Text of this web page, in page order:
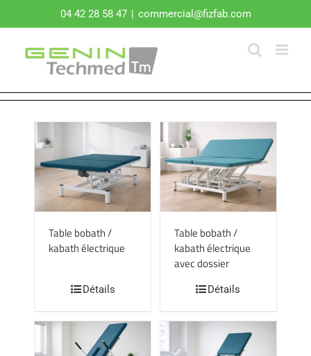
04 42 28 58 47 | commercial@fizfab.com
Table bobath /
kabath électrique
Détails
Table bobath /
kabath électrique
avec dossier
Détails